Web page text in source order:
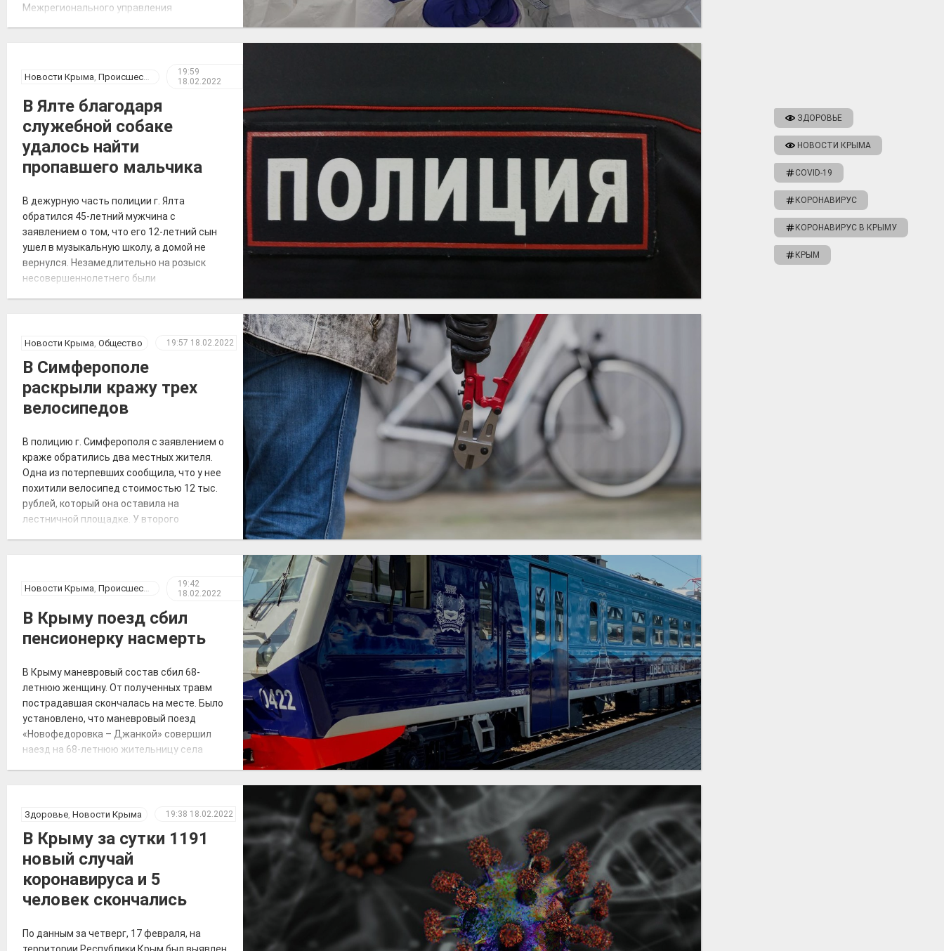
Межрегионального управления
зарегистрировано 1263 случая новой
коронавирусной инфекции, всего
выявлено 151605 положительных на
Новости Крыма Происшествия
19:59
18.02.2022
В Ялте благодаря
служебной собаке
удалось найти
пропавшего мальчика
В дежурную часть полиции г. Ялта
обратился 45-летний мужчина с
заявлением о том, что его 12-летний сын
ушел в музыкальную школу, а домой не
вернулся. Незамедлительно на розыск
несовершеннолетнего были
уполномоченные, все дежурные наряды
службы, ГИБДД, уголовного розыска.
Также к поисковым мероприятиям
привлекли кинолога […]
Новости Крыма Общество 19:57 18.02.2022
В Симферополе
раскрыли кражу трех
велосипедов
В полицию г. Симферополя с заявлением о
краже обратились два местных жителя.
Одна из потерпевших сообщила, что у нее
похитили велосипед стоимостью 12 тыс.
рублей, который она оставила на
лестничной площадке. У второго
сроки по подозрению в совершении
данных преступлений задержаны двое […]
Новости Крыма, Происшествия
19:42
18.02.2022
В Крыму поезд сбил
пенсионерку насмерть
В Крыму маневровый состав сбил 68-
летнюю женщину. От полученных травм
пострадавшая скончалась на месте. Было
установлено, что маневровый поезд
«Новофедоровка – Джанкой» совершил
наезд на 68-летнюю жительницу села
«Кировская». «Женщина переходила через
для этого месте, но на сигналы,
подаваемые машинистом, […]
Здоровье Новости Крыма 19:38 18.02.2022
В Крыму за сутки 1191
новый случай
коронавируса и 5
человек скончались
По данным за четверг, 17 февраля, на
ЗДОРОВЬЕ
НОВОСТИ КРЫМА
COVID-19
КОРОНАВИРУС
КОРОНАВИРУС В КРЫМУ
КРЫМ